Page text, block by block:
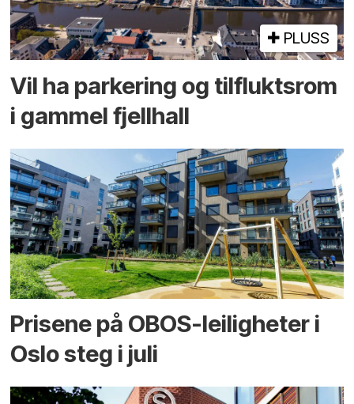
PLUSS
Vil ha parkering og tilflukts­rom
i gammel fjellhall
Prisene på OBOS-leiligheter i
Oslo steg i juli